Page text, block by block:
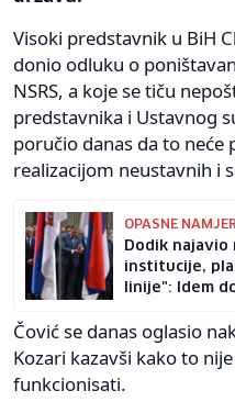
Visoki predstavnik u BiH
donio odluku o
NSRS, a koje se tiču
predstavnika i Ustavnog
poručio danas da to neće
realizacijom neustavnih i
OPASNE
Dodik najavio
institucije,
linije": Idem
Čović se danas oglasio
Kozari kazavši kako to
funkcionisati.